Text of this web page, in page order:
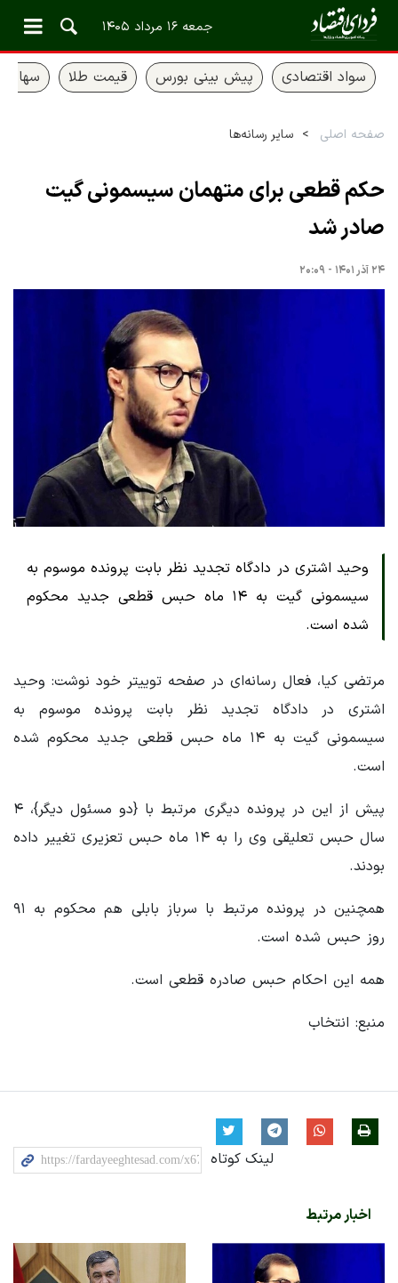
جمعه ۱۶ مرداد ۱۴۰۵
سواد اقتصادی پیش بینی بورس قیمت طلا سهام
صفحه اصلی سایر رسانه‌ها
حکم قطعی برای متهمان سیسمونی گیت
صادر شد
۲۴ آذر ۱۴۰۱ - ۲۰:۰۹
وحید اشتری در دادگاه تجدید نظر بابت پرونده موسوم به
سیسمونی گیت به ۱۴ ماه حبس قطعی جدید محکوم
شده است.
مرتضی کیا، فعال رسانه‌ای در صفحه توییتر خود نوشت: وحید
اشتری در دادگاه تجدید نظر بابت پرونده موسوم به
سیسمونی گیت به ۱۴ ماه حبس قطعی جدید محکوم شده
است.
پیش از این در پرونده دیگری مرتبط با {دو مسئول دیگر}، ۴
سال حبس تعلیقی وی را به ۱۴ ماه حبس تعزیری تغییر داده
بودند.
همچنین در پرونده مرتبط با سرباز بابلی هم محکوم به ۹۱
روز حبس شده است.
همه این احکام حبس صادره قطعی است.
منبع: انتخاب
لینک کوتاه
اخبار مرتبط